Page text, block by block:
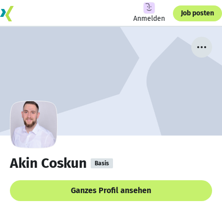
Anmelden
Job posten
Akin Coskun Basis
Ganzes Profil ansehen